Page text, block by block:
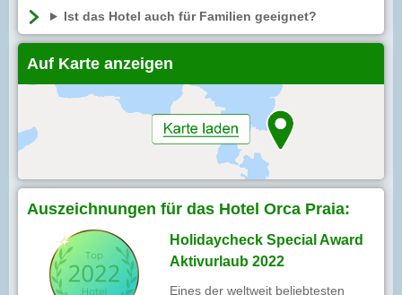
Ist das Hotel auch für Familien geeignet?
Auf Karte anzeigen
Auszeichnungen für das Hotel Orca Praia:
Holidaycheck Special Award
Aktivurlaub 2022
Eines der weltweit beliebtesten